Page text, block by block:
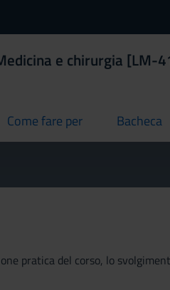
e chirurgia [LM-
Come fare per
current Bacheca
current
pratica del corso, lo